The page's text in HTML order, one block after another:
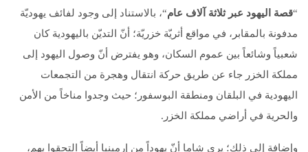
“قصة اليهود عبر ثلاثة آلاف عام“، بالاستناد إلى وجود لفائف يهوديّة
مدفونة بالمقابر، في مواقع أثريّة خزريّة؛ أنّ التديّن باليهودية كان
شعبياً وشائعاً بين عموم السكان، وهو يفترض أنّ وصول اليهود إلى
مملكة الخزر جاء عن طريق حركة انتقال وهجرة من التجمعات
اليهودية في البلقان ومنطقة البوسفور؛ حيث وجدوا مناخاً من الأمن
والحرية في أراضي مملكة الخزر.
وإضافة إلى ذلك؛ يرى شاما أنّ يهوداً من إرمينيا أيضاً التحقوا بهم،